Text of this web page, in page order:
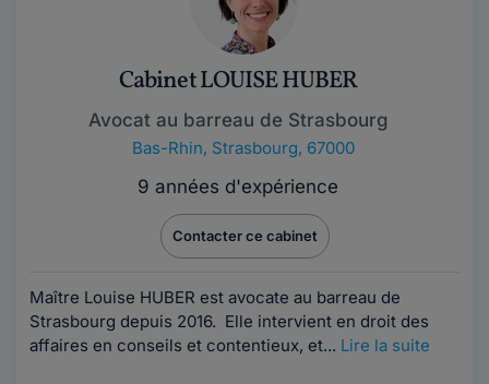
Cabinet LOUISE HUBER
Avocat au barreau de Strasbourg
Bas-Rhin, Strasbourg, 67000
9 années d'expérience
Contacter ce cabinet
Maître Louise HUBER est avocate au barreau de
Strasbourg depuis 2016. Elle intervient en droit des
affaires en conseils et contentieux, et... Lire la suite